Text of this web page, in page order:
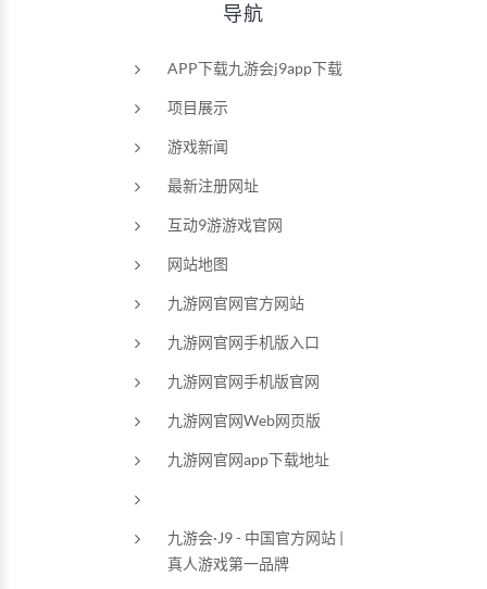
导航
APP下载九游会j9app下载
项目展示
游戏新闻
最新注册网址
互动9游游戏官网
网站地图
九游网官网官方网站
九游网官网手机版入口
九游网官网手机版官网
九游网官网Web网页版
九游网官网app下载地址
九游会·J9 - 中国官方网站 |
真人游戏第一品牌